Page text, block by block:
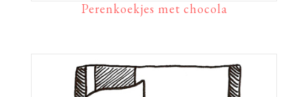
Perenkoekjes met chocola